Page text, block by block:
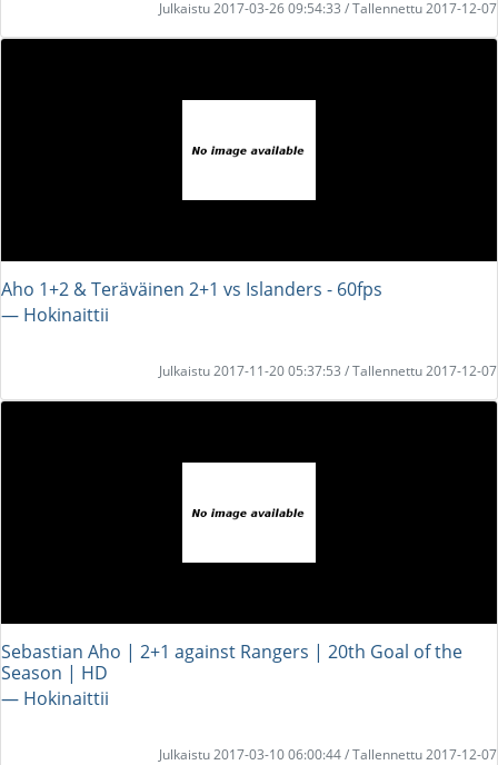
Julkaistu 2017-03-26 09:54:33 / Tallennettu 2017-12-07
Aho 1+2 & Teräväinen 2+1 vs Islanders - 60fps
― Hokinaittii
Julkaistu 2017-11-20 05:37:53 / Tallennettu 2017-12-07
Sebastian Aho | 2+1 against Rangers | 20th Goal of the
Season | HD
― Hokinaittii
Julkaistu 2017-03-10 06:00:44 / Tallennettu 2017-12-07